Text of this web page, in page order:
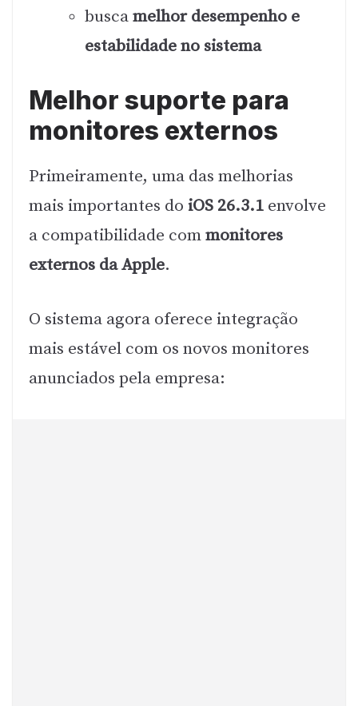
buscamelhor desempenho e
estabilidade no sistema
Melhor suporte para
monitores externos
Primeiramente, uma das melhorias
mais importantes do iOS 26.3.1 envolve
a compatibilidade commonitores
externos da Apple.
O sistema agora oferece integração
mais estável com os novos monitores
anunciados pela empresa: